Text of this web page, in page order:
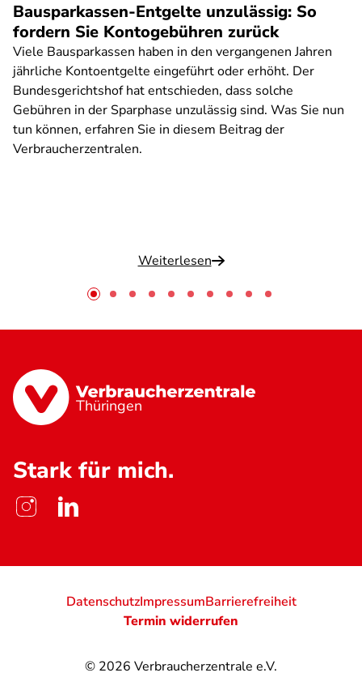
Bausparkassen-Entgelte unzulässig: So
fordern Sie Kontogebühren zurück
Viele Bausparkassen haben in den vergangenen Jahren
jährliche Kontoentgelte eingeführt oder erhöht. Der
Bundesgerichtshof hat entschieden, dass solche
Gebühren in der Sparphase unzulässig sind. Was Sie nun
tun können, erfahren Sie in diesem Beitrag der
Verbraucherzentralen.
Weiterlesen
Thüringen
Stark für mich.
© 2026 Verbraucherzentrale e.V.
DatenschutzImpressumBarrierefreiheit
Termin widerrufen